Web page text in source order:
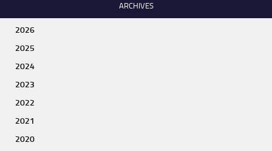
ARCHIVES
2026
2025
2024
2023
2022
2021
2020